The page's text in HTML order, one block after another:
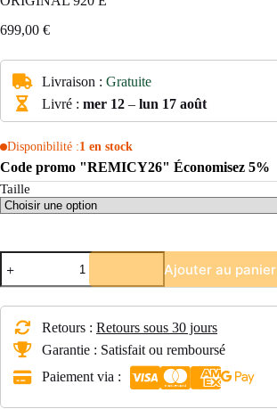
699,00 €
Livraison : Gratuite
Livré : mer 12 – lun 17 août
Disponibilité :1 en stock
Code promo "REMICY26" Économisez 5%
Taille
quantité
de
VÉLO
TOUT
CHEMIN
BALADE
ELECTRIQUE
920
Ajouter au panier
Retours : Retours sous 30 jours
Garantie : Satisfait ou remboursé
Paiement via :